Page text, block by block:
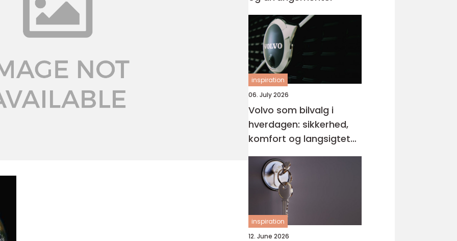
inspiration
06. July 2026
Volvo som bilvalg i
hverdagen: sikkerhed,
komfort og langsigtet
værdi
inspiration
12. June 2026